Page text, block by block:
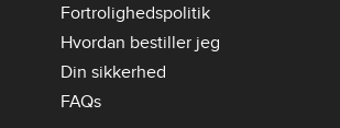
Fortrolighedspolitik
Hvordan bestiller jeg
Din sikkerhed
FAQs